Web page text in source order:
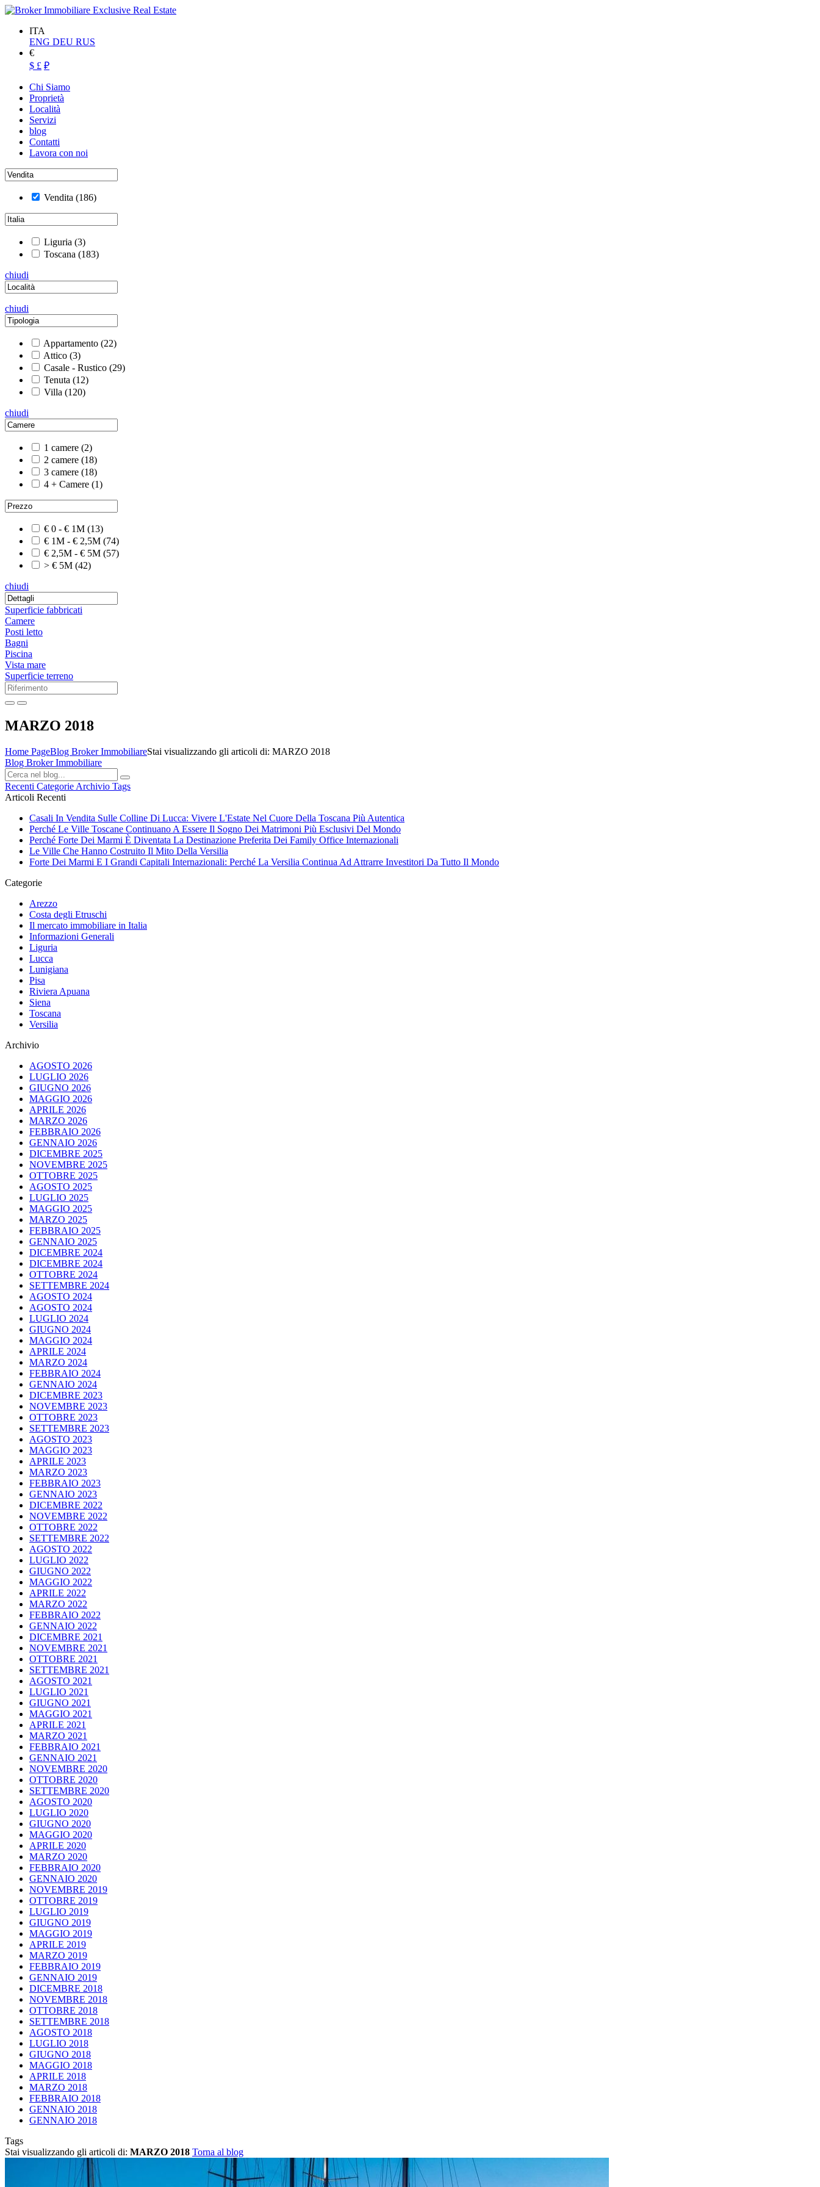
ITA
ENG DEU RUS
€
$ £ ₽
Chi Siamo
Proprietà
Località
Servizi
blog
Contatti
Lavora con noi
Vendita (186)
Liguria (3)
Toscana (183)
chiudi
chiudi
Appartamento (22)
Attico (3)
Casale - Rustico (29)
Tenuta (12)
Villa (120)
chiudi
1 camere (2)
2 camere (18)
3 camere (18)
4 + Camere (1)
€ 0 - € 1M (13)
€ 1M - € 2,5M (74)
€ 2,5M - € 5M (57)
> € 5M (42)
chiudi
Superficie fabbricati
Camere
Posti letto
Bagni
Piscina
Vista mare
Superficie terreno
MARZO 2018
Home PageBlog Broker ImmobiliareStai visualizzando gli articoli di: MARZO 2018
Blog Broker Immobiliare
Recenti Categorie Archivio Tags
Articoli Recenti
Casali In Vendita Sulle Colline Di Lucca: Vivere L'Estate Nel Cuore Della Toscana Più Autentica
Perché Le Ville Toscane Continuano A Essere Il Sogno Dei Matrimoni Più Esclusivi Del Mondo
Perché Forte Dei Marmi È Diventata La Destinazione Preferita Dei Family Office Internazionali
Le Ville Che Hanno Costruito Il Mito Della Versilia
Forte Dei Marmi E I Grandi Capitali Internazionali: Perché La Versilia Continua Ad Attrarre Investitori Da Tutto Il Mondo
Categorie
Arezzo
Costa degli Etruschi
Il mercato immobiliare in Italia
Informazioni Generali
Liguria
Lucca
Lunigiana
Pisa
Riviera Apuana
Siena
Toscana
Versilia
Archivio
AGOSTO 2026
LUGLIO 2026
GIUGNO 2026
MAGGIO 2026
APRILE 2026
MARZO 2026
FEBBRAIO 2026
GENNAIO 2026
DICEMBRE 2025
NOVEMBRE 2025
OTTOBRE 2025
AGOSTO 2025
LUGLIO 2025
MAGGIO 2025
MARZO 2025
FEBBRAIO 2025
GENNAIO 2025
DICEMBRE 2024
DICEMBRE 2024
OTTOBRE 2024
SETTEMBRE 2024
AGOSTO 2024
AGOSTO 2024
LUGLIO 2024
GIUGNO 2024
MAGGIO 2024
APRILE 2024
MARZO 2024
FEBBRAIO 2024
GENNAIO 2024
DICEMBRE 2023
NOVEMBRE 2023
OTTOBRE 2023
SETTEMBRE 2023
AGOSTO 2023
MAGGIO 2023
APRILE 2023
MARZO 2023
FEBBRAIO 2023
GENNAIO 2023
DICEMBRE 2022
NOVEMBRE 2022
OTTOBRE 2022
SETTEMBRE 2022
AGOSTO 2022
LUGLIO 2022
GIUGNO 2022
MAGGIO 2022
APRILE 2022
MARZO 2022
FEBBRAIO 2022
GENNAIO 2022
DICEMBRE 2021
NOVEMBRE 2021
OTTOBRE 2021
SETTEMBRE 2021
AGOSTO 2021
LUGLIO 2021
GIUGNO 2021
MAGGIO 2021
APRILE 2021
MARZO 2021
FEBBRAIO 2021
GENNAIO 2021
NOVEMBRE 2020
OTTOBRE 2020
SETTEMBRE 2020
AGOSTO 2020
LUGLIO 2020
GIUGNO 2020
MAGGIO 2020
APRILE 2020
MARZO 2020
FEBBRAIO 2020
GENNAIO 2020
NOVEMBRE 2019
OTTOBRE 2019
LUGLIO 2019
GIUGNO 2019
MAGGIO 2019
APRILE 2019
MARZO 2019
FEBBRAIO 2019
GENNAIO 2019
DICEMBRE 2018
NOVEMBRE 2018
OTTOBRE 2018
SETTEMBRE 2018
AGOSTO 2018
LUGLIO 2018
GIUGNO 2018
MAGGIO 2018
APRILE 2018
MARZO 2018
FEBBRAIO 2018
GENNAIO 2018
GENNAIO 2018
Tags
Stai visualizzando gli articoli di: MARZO 2018 Torna al blog